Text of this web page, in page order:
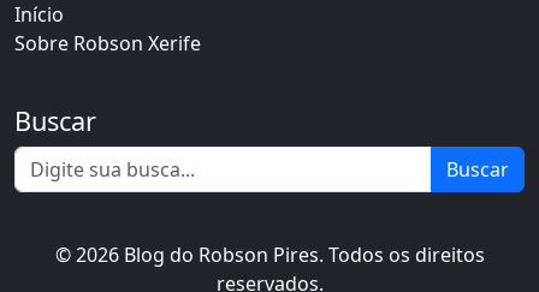
Início
Sobre Robson Xerife
Buscar
Buscar
© 2026 Blog do Robson Pires. Todos os direitos
reservados.